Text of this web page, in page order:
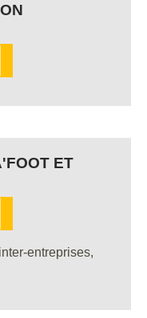
ET
entreprises,